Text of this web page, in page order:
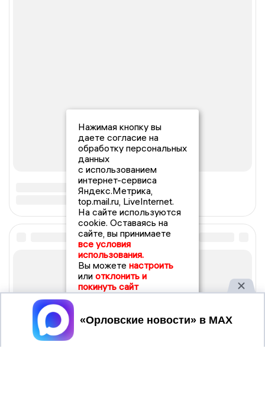
Нажимая кнопку вы
даете согласие на
обработку персональных
данных
с использованием
интернет-сервиса
Яндекс.Метрика,
top.mail.ru, LiveInternet.
На сайте используются
cookie. Оставаясь на
сайте, вы принимаете
все условия
использования.
Вы можете настроить
или отклонить и
покинуть сайт
Принять